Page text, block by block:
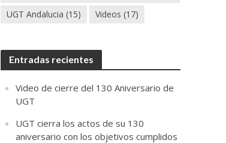
UGT Andalucia (15) Videos (17)
Entradas recientes
Video de cierre del 130 Aniversario de
UGT
UGT cierra los actos de su 130
aniversario con los objetivos cumplidos